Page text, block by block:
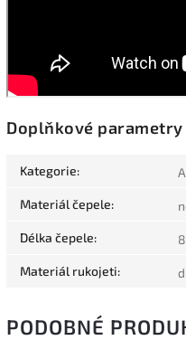
Doplňkové parametry
Kategorie:
Materiál čepele:
Délka čepele:
Materiál rukojeti:
PODOBNÉ